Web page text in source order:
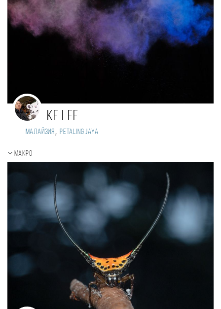
KF Lee
Малайзия , Petaling Jaya
Макро